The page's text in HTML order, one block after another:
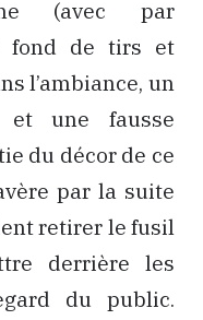
(avec par
fond de tirs et
l’ambiance, un
une fausse
du décor de ce
par la suite
retirer le fusil
derrière les
du public.